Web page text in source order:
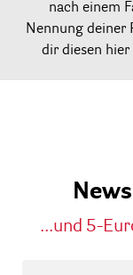
nach einem
Nennung deiner
dir diesen hier
...und 5-